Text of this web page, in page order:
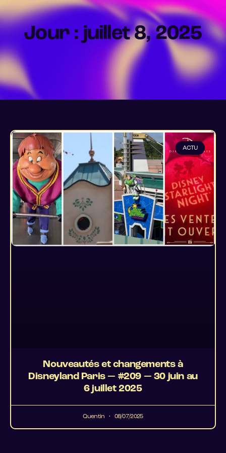
Jour : juillet 8, 2025
ACTU
Nouveautés et changements à
Disneyland Paris — #209 — 30 juin au
6 juillet 2025
Quentin 08/07/2025